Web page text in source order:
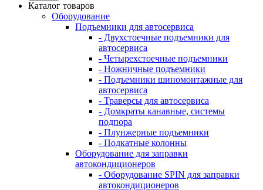
Каталог товаров
Оборудование
Подъемники для автосервиса
- Двухстоечные подъемники для
автосервиса
- Четырехстоечные подъемники
- Ножничные подъемники
- Подъемники шиномонтажные для
автосервиса
- Траверсы для автосервиса
- Домкраты канавные, системы
подпора
- Плунжерные подъемники
- Подкатные колонны
Оборудование для заправки
автокондиционеров
- Оборудование SPIN для заправки
автокондиционеров